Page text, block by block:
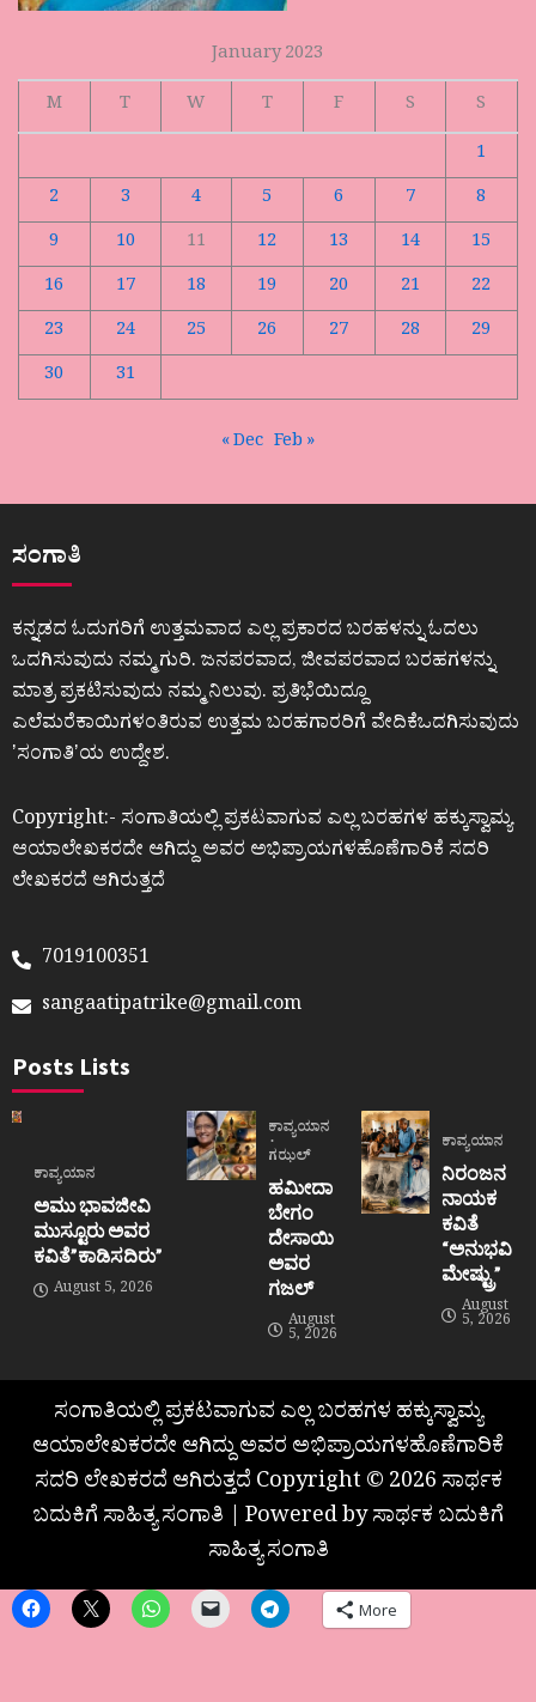
January 2023
M
T W T F S
S
1
2
3 4 5 6 7
8
9
10 11 12 13 14
15
16
17 18 19 20 21
22
23
24 25 26 27 28
29
30
31
« Dec Feb »
ಸಂಗಾತಿ
ಕನ್ನಡದ ಓದುಗರಿಗೆ ಉತ್ತಮವಾದ ಎಲ್ಲ ಪ್ರಕಾರದ ಬರಹಳನ್ನು ಓದಲು
ಒದಗಿಸುವುದು ನಮ್ಮ ಗುರಿ. ಜನಪರವಾದ, ಜೀವಪರವಾದ ಬರಹಗಳನ್ನು
ಮಾತ್ರ ಪ್ರಕಟಿಸುವುದು ನಮ್ಮ ನಿಲುವು. ಪ್ರತಿಭೆಯಿದ್ದೂ
ಎಲೆಮರೆಕಾಯಿಗಳಂತಿರುವ ಉತ್ತಮ ಬರಹಗಾರರಿಗೆ ವೇದಿಕೆಒದಗಿಸುವುದು
ʼಸಂಗಾತಿʼಯ ಉದ್ದೇಶ.
Copyright:- ಸಂಗಾತಿಯಲ್ಲಿ ಪ್ರಕಟವಾಗುವ ಎಲ್ಲ ಬರಹಗಳ ಹಕ್ಕುಸ್ವಾಮ್ಯ
ಆಯಾಲೇಖಕರದೇ ಆಗಿದ್ದು ಅವರ ಅಭಿಪ್ರಾಯಗಳಹೊಣೆಗಾರಿಕೆ ಸದರಿ
ಲೇಖಕರದೆ ಆಗಿರುತ್ತದೆ
7019100351
sangaatipatrike@gmail.com
Posts Lists
ಕಾವ್ಯಯಾನ
ಅಮು ಭಾವಜೀವಿ
ಮುಸ್ಟೂರು ಅವರ
ಕವಿತೆ”ಕಾಡಿಸದಿರು”
August 5, 2026
ಕಾವ್ಯಯಾನ
ಗಝಲ್
ಹಮೀದಾ
ಬೇಗಂ
ದೇಸಾಯಿ
ಅವರ
ಗಜಲ್
August
5, 2026
ಕಾವ್ಯಯಾನ
ನಿರಂಜನ
ನಾಯಕ
ಕವಿತೆ
“ಅನುಭವಿ
ಮೇಷ್ಟ್ರು”
August
5, 2026
ಸಂಗಾತಿಯಲ್ಲಿ ಪ್ರಕಟವಾಗುವ ಎಲ್ಲ ಬರಹಗಳ ಹಕ್ಕುಸ್ವಾಮ್ಯ
ಆಯಾಲೇಖಕರದೇ ಆಗಿದ್ದು ಅವರ ಅಭಿಪ್ರಾಯಗಳಹೊಣೆಗಾರಿಕೆ
ಸದರಿ ಲೇಖಕರದೆ ಆಗಿರುತ್ತದೆ Copyright © 2026 ಸಾರ್ಥಕ
ಬದುಕಿಗೆ ಸಾಹಿತ್ಯ ಸಂಗಾತಿ | Powered by ಸಾರ್ಥಕ ಬದುಕಿಗೆ
ಸಾಹಿತ್ಯ ಸಂಗಾತಿ
More